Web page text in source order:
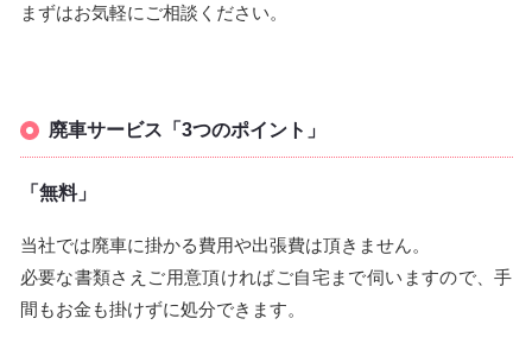
まずはお気軽にご相談ください。
廃車サービス「3つのポイント」
「無料」
当社では廃車に掛かる費用や出張費は頂きません。
必要な書類さえご用意頂ければご自宅まで伺いますので、手
間もお金も掛けずに処分できます。